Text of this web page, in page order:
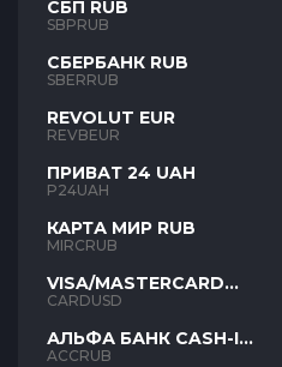
СБП RUB
SBPRUB
СБЕРБАНК RUB
SBERRUB
REVOLUT EUR
REVBEUR
ПРИВАТ 24 UAH
P24UAH
КАРТА МИР RUB
MIRCRUB
VISA/MASTERCARD
USD
CARDUSD
АЛЬФА БАНК CASH-IN
RUB
ACCRUB